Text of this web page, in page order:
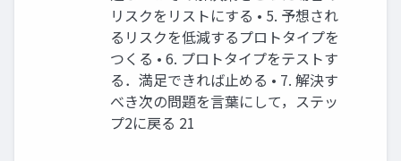
リスクをリストにする • 5. 予想され
るリスクを低減するプロトタイプを
つくる • 6. プロトタイプをテストす
る．満足できれば止める • 7. 解決す
べき次の問題を言葉にして，ステッ
プ2に戻る 21